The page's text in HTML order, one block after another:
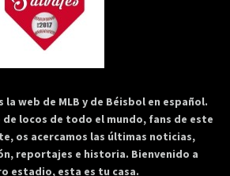
la web de MLB y de Béisbol en español.
locos de todo el mundo, fans de este
os acercamos las últimas noticias,
reportajes e historia. Bienvenido a
estadio, esta es tu casa.